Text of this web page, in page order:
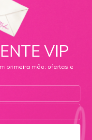
VIP
primeira mão: ofertas e